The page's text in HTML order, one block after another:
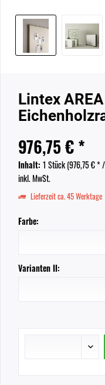
Lintex
976,75 € *
Inhalt: 1 Stück (976,75 €*
inkl. MwSt.
Lieferzeit ca. 45 Werktage
Farbe:
Varianten II: